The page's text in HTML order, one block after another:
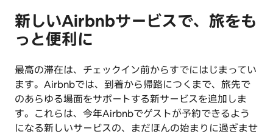
新しいAirbnbサービスで、旅をも
っと便利に
最高の滞在は、チェックイン前からすでにはじまってい
ます。Airbnbでは、到着から帰路につくまで、旅先で
のあらゆる場面をサポートする新サービスを追加しま
す。これらは、今年Airbnbでゲストが予約できるよう
になる新しいサービスの、まだほんの始まりに過ぎませ